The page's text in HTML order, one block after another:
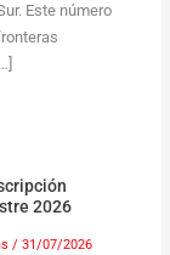
Este número
2026
/ 31/07/2026